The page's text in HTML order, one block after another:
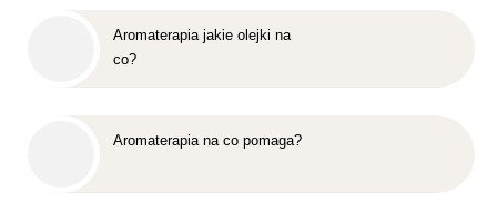
Aromaterapia jakie olejki na
co?
Aromaterapia na co pomaga?